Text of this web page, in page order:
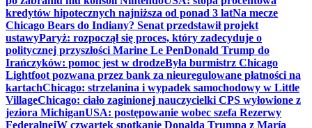
kredytów hipotecznych najniższa od ponad 3 latNa mecze
Chicago Bears do Indiany? Senat przedstawił projekt
ustawyParyż: rozpoczął się proces, który zadecyduje o
politycznej przyszłości Marine Le PenDonald Trump do
Irańczyków: pomoc jest w drodzeByła burmistrz Chicago
Lightfoot pozwana przez bank za nieuregulowane płatności na
kartachChicago: strzelanina i wypadek samochodowy w Little
VillageChicago: ciało zaginionej nauczycielki CPS wyłowione z
jeziora MichiganUSA: postępowanie wobec szefa Rezerwy
FederalnejW czwartek spotkanie Donalda Trumpa z Maríą